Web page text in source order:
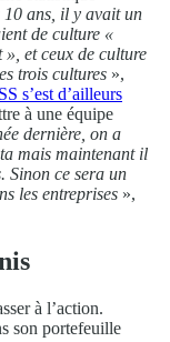
10 ans, il y avait un
de culture «
», et ceux de culture
trois cultures »,
s’est d’ailleurs
à une équipe
dernière, on a
mais maintenant il
Sinon ce sera un
les entreprises »,
à l’action.
son portefeuille